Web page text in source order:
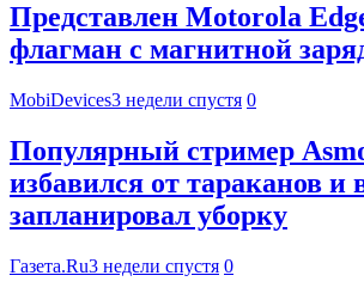
Представлен Motorola
флагман с магнитной
MobiDevices3 недели спустя 0
Популярный стример
избавился от тараканов и
запланировал уборку
Газета.Ru3 недели спустя 0